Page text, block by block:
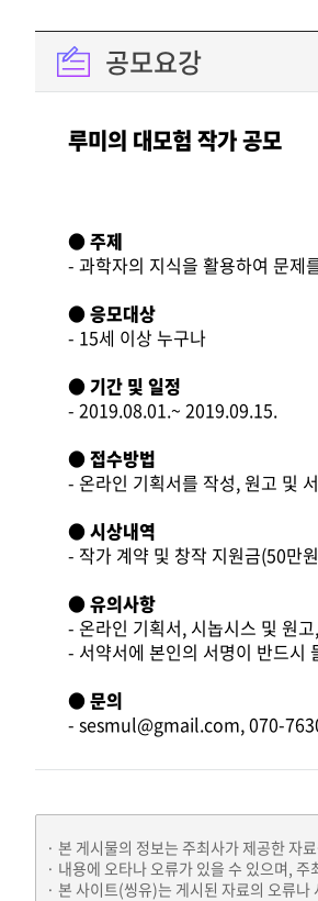
공모요강
루미의 대모험 작가 공모
●주제
- 과학자의 지식을 활용하여 문제
●응모대상
- 15세 이상 누구나
● 기간 및 일정
- 2019.08.01.~ 2019.09.15.
●접수방법
- 온라인 기획서를 작성, 원고 및
●시상내역
- 작가 계약 및 창작 지원금(50만
● 유의사항
- 온라인 기획서, 시놉시스 및 원
- 서약서에 본인의 서명이 반드시
● 문의
- sesmul@gmail.com, 070-
본 게시물의 정보는 주최사가 제공한 자
내용에 오타나 오류가 있을 수 있으며,
본 사이트(씽유)는 게시된 자료의 오류